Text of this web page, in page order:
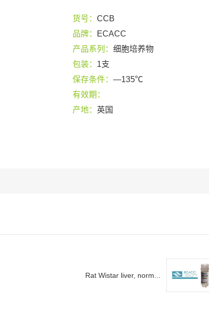
货号： CCB
品牌：
ECACC
产品系列： 细胞培养物
包装： 1支
保存条件： —135℃
有效期：
产地： 英国
Rat Wistar liver, norm...